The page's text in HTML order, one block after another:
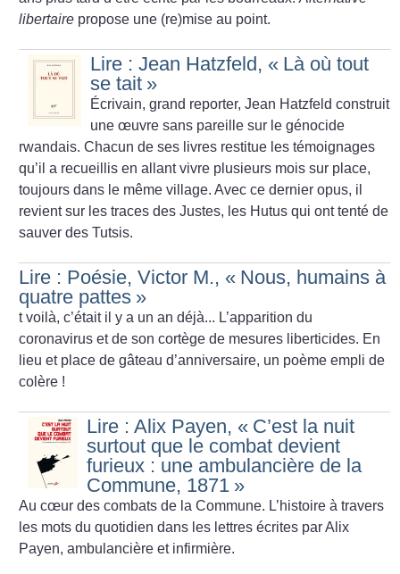
libertaire propose une (re)mise au point.
Lire : Jean Hatzfeld, « Là où tout
se tait »
Écrivain, grand reporter, Jean Hatzfeld construit
une œuvre sans pareille sur le génocide
rwandais. Chacun de ses livres restitue les témoignages
qu’il a recueillis en allant vivre plusieurs mois sur place,
toujours dans le même village. Avec ce dernier opus, il
revient sur les traces des Justes, les Hutus qui ont tenté de
sauver des Tutsis.
Lire : Poésie, Victor M., « Nous, humains à
quatre pattes »
t voilà, c’était il y a un an déjà... L’apparition du
coronavirus et de son cortège de mesures liberticides. En
lieu et place de gâteau d’anniversaire, un poème empli de
colère !
Lire : Alix Payen, « C’est la nuit
surtout que le combat devient
furieux : une ambulancière de la
Commune, 1871 »
Au cœur des combats de la Commune. L’histoire à travers
les mots du quotidien dans les lettres écrites par Alix
Payen, ambulancière et infirmière.